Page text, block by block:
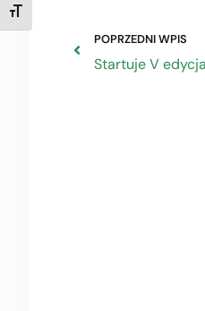
TOGGLE FONT SIZE
POPRZEDNI WPIS